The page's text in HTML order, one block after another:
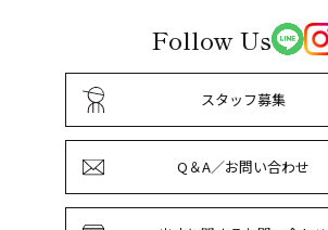
Follow Us
スタッフ募集
Q＆A／お問い合わせ